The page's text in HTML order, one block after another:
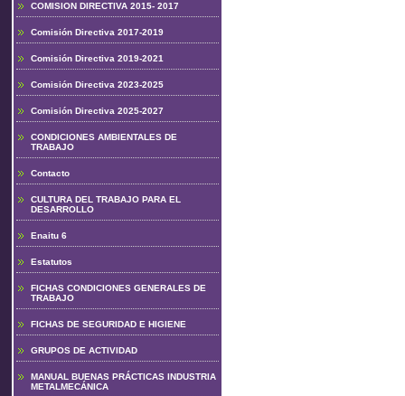
COMISION DIRECTIVA 2015- 2017
Comisión Directiva 2017-2019
Comisión Directiva 2019-2021
Comisión Directiva 2023-2025
Comisión Directiva 2025-2027
CONDICIONES AMBIENTALES DE
TRABAJO
Contacto
CULTURA DEL TRABAJO PARA EL
DESARROLLO
Enaitu 6
Estatutos
FICHAS CONDICIONES GENERALES DE
TRABAJO
FICHAS DE SEGURIDAD E HIGIENE
GRUPOS DE ACTIVIDAD
MANUAL BUENAS PRÁCTICAS INDUSTRIA
METALMECÁNICA